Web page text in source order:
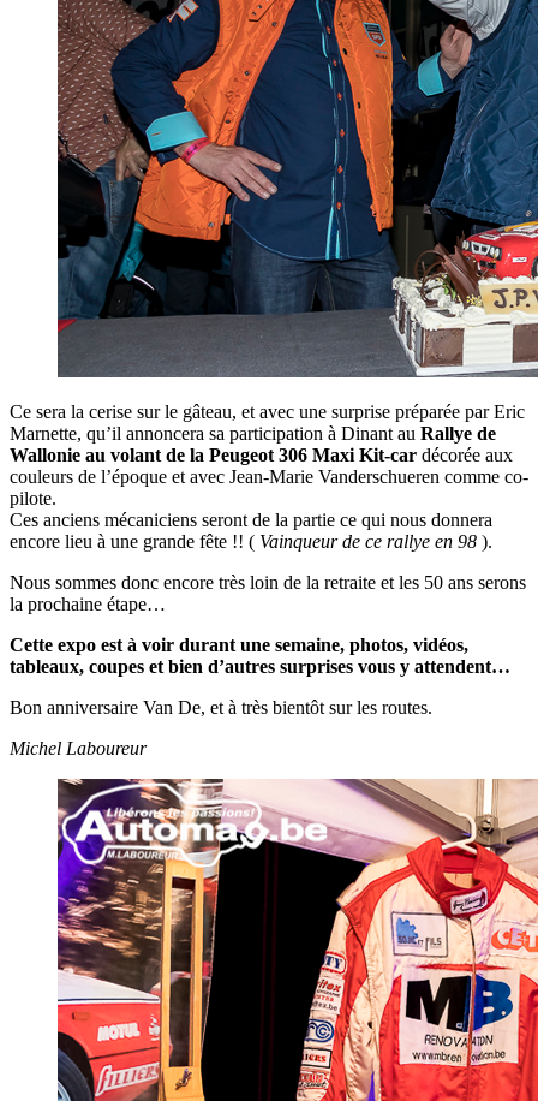
Ce sera la cerise sur le gâteau, et avec une surprise préparée par Eric
Marnette, qu’il annoncera sa participation à Dinant au Rallye de
Wallonie au volant de la Peugeot 306 Maxi Kit-car décorée aux
couleurs de l’époque et avec Jean-Marie Vanderschueren comme co-
pilote.
Ces anciens mécaniciens seront de la partie ce qui nous donnera
encore lieu à une grande fête !! ( Vainqueur de ce rallye en 98 ).
Nous sommes donc encore très loin de la retraite et les 50 ans serons
la prochaine étape…
Cette expo est à voir durant une semaine, photos, vidéos,
tableaux, coupes et bien d’autres surprises vous y attendent…
Bon anniversaire Van De, et à très bientôt sur les routes.
Michel Laboureur